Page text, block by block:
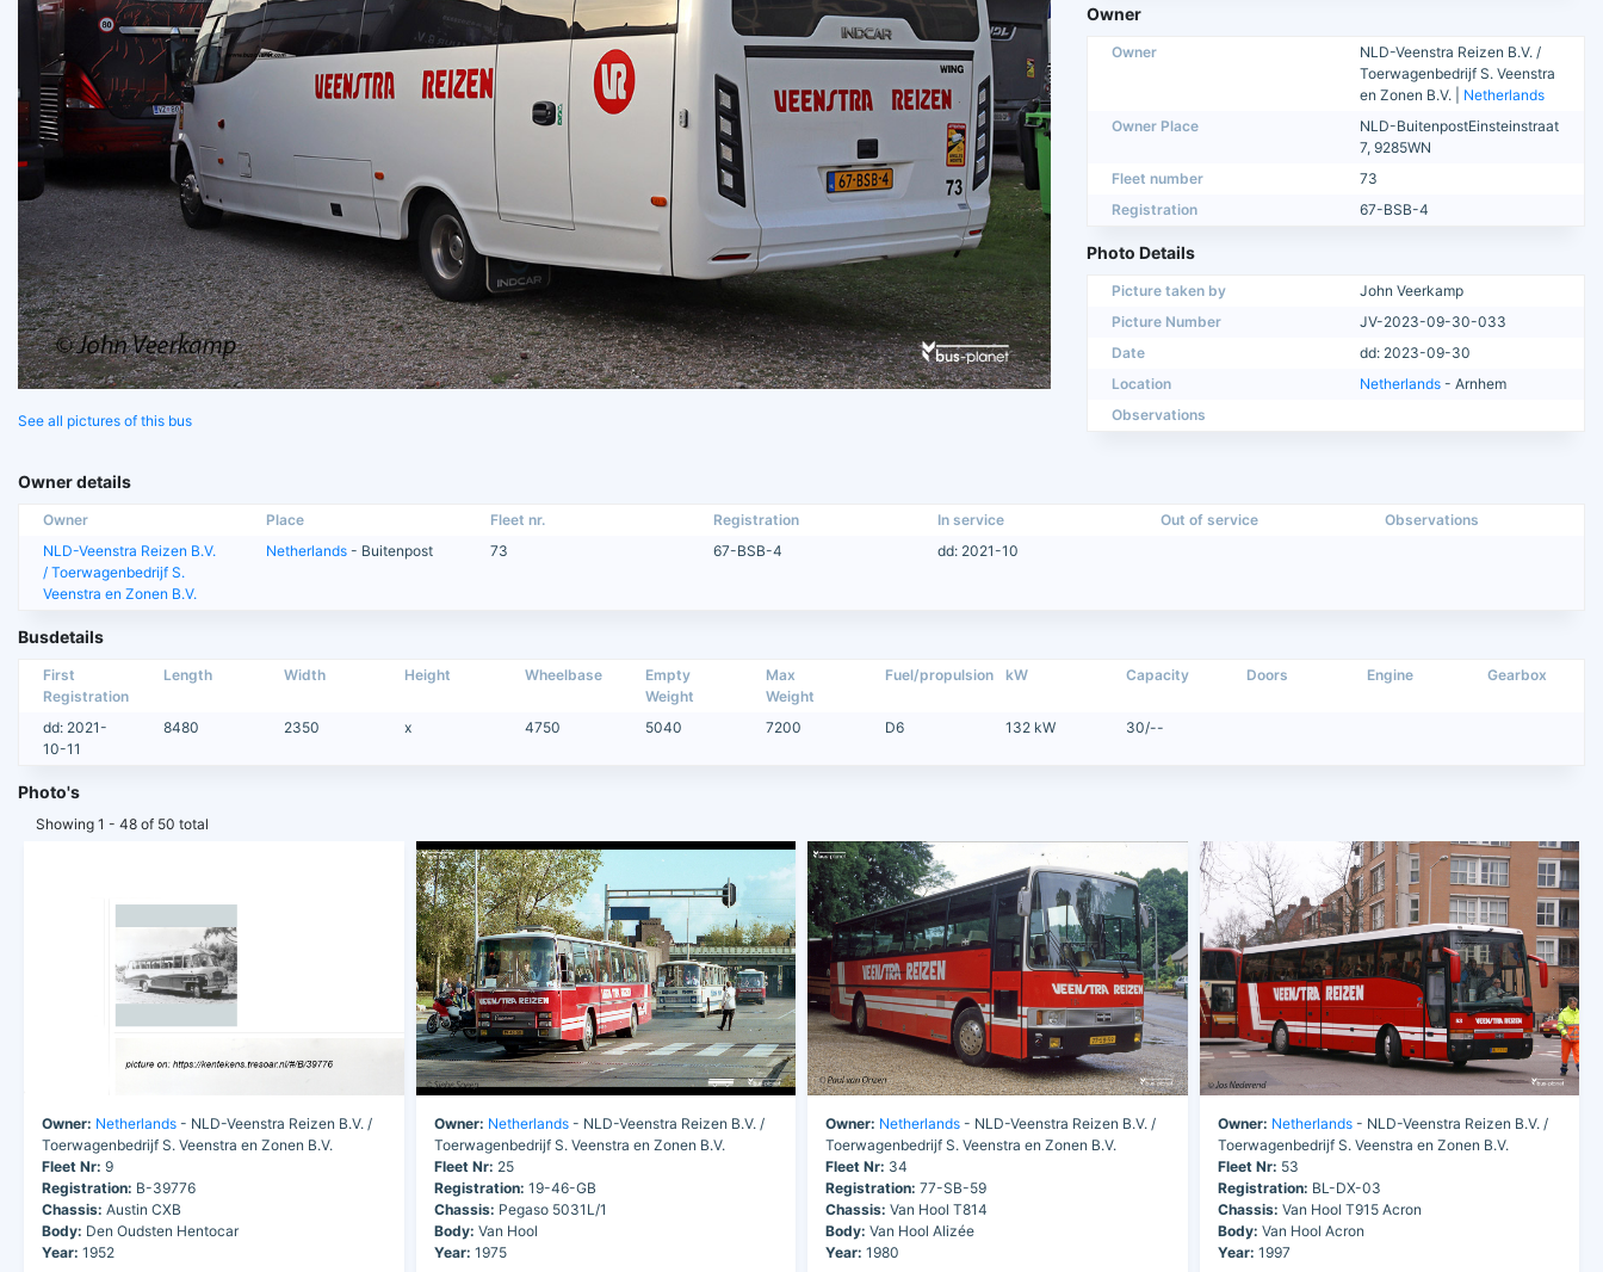
See all pictures of this bus
Owner
Owner
NLD-Veenstra Reizen B.V. /
Toerwagenbedrijf S. Veenstra
en Zonen B.V. | Netherlands
Owner Place
NLD-BuitenpostEinsteinstraat
7, 9285WN
Fleet number
73
Registration
67-BSB-4
Photo Details
Picture taken by
John Veerkamp
Picture Number
JV-2023-09-30-033
Date
dd: 2023-09-30
Location
Netherlands - Arnhem
Observations
Owner details
Owner Place Fleet nr. Registration In service Out of service
Observations
NLD-Veenstra Reizen B.V.
/ Toerwagenbedrijf S.
Veenstra en Zonen B.V.
Netherlands - Buitenpost 73 67-BSB-4 dd: 2021-10
Busdetails
First
Registration
Length Width Height Wheelbase
Empty
Weight
Max
Weight
Fuel/propulsion kW Capacity Doors Engine Gearbox
dd: 2021-
10-11
8480 2350 x 4750 5040 7200 D6 132 kW 30/--
Photo's
Showing 1 - 48 of 50 total
Owner: Netherlands - NLD-Veenstra Reizen B.V. /
Toerwagenbedrijf S. Veenstra en Zonen B.V.
Fleet Nr: 9
Registration: B-39776
Chassis: Austin CXB
Body: Den Oudsten Hentocar
Year: 1952
Owner: Netherlands- NLD-Veenstra Reizen B.V. /
Toerwagenbedrijf S. Veenstra en Zonen B.V.
Fleet Nr: 25
Registration: 19-46-GB
Chassis: Pegaso 5031L/1
Body: Van Hool
Year: 1975
Owner: Netherlands - NLD-Veenstra Reizen B.V. /
Toerwagenbedrijf S. Veenstra en Zonen B.V.
Fleet Nr: 34
Registration: 77-SB-59
Chassis: Van Hool T814
Body: Van Hool Alizée
Year: 1980
Owner: Netherlands- NLD-Veenstra Reizen B.V. /
Toerwagenbedrijf S. Veenstra en Zonen B.V.
Fleet Nr: 53
Registration: BL-DX-03
Chassis: Van Hool T915 Acron
Body: Van Hool Acron
Year: 1997